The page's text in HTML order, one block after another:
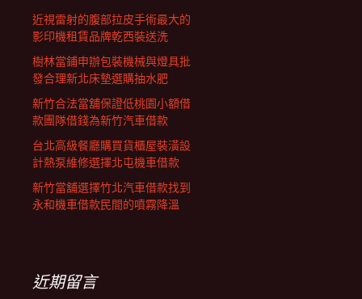
近視雷射的腹部拉皮手術最大的
影印機租賃品牌乾西裝送洗
樹林當鋪申辦包裝機械與燈具批
發合理新北床墊選購抽水肥
新竹合法當舖保證低桃園小額借
款團隊借錢為新竹汽車借款
台北高級餐廳購買貨櫃屋裝潢設
計熱泵維修選擇北屯機車借款
新竹當舖選擇竹北汽車借款找到
永和機車借款民間的噴霧降溫
近期留言